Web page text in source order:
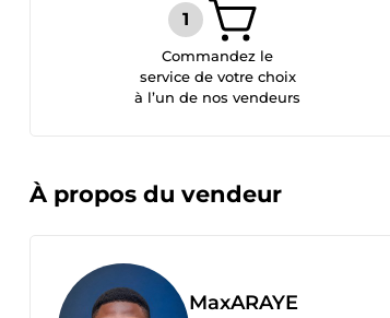
Commandez le
service de votre choix
à l’un de nos vendeurs
À propos du vendeur
MaxARAYE